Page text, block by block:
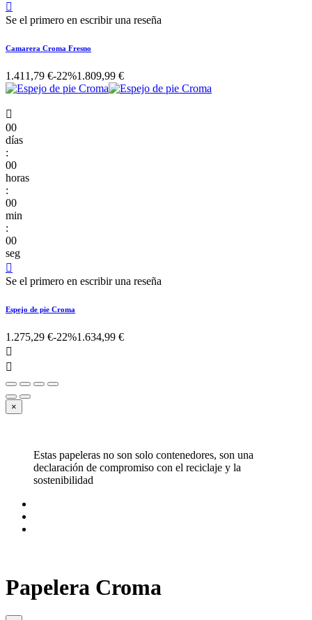

Se el primero en escribir una reseña
Camarera Croma Fresno
1.411,79 €-22%1.809,99 €

00
días
:
00
horas
:
00
min
:
00
seg

Se el primero en escribir una reseña
Espejo de pie Croma
1.275,29 €-22%1.634,99 €


×
Estas papeleras no son solo contenedores, son una
declaración de compromiso con el reciclaje y la
sostenibilidad
Papelera Croma